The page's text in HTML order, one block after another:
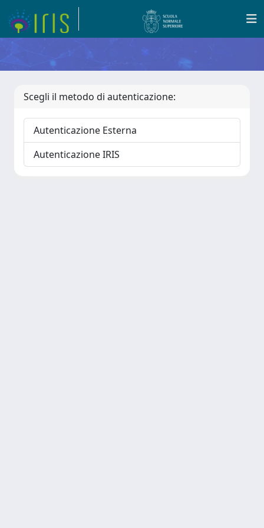
Scegli il metodo di autenticazione:
Autenticazione Esterna
Autenticazione IRIS